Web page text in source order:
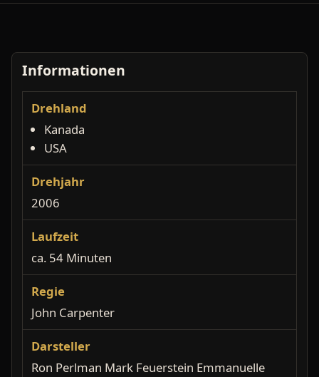
Informationen
Drehland
Kanada
USA
Drehjahr
2006
Laufzeit
ca. 54 Minuten
Regie
John Carpenter
Darsteller
Ron Perlman Mark Feuerstein Emmanuelle